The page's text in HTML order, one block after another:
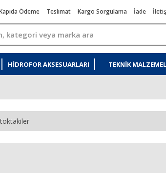
Ödeme Teslimat Kargo Sorgulama İade
HIDROFOR AKSESUARLARI TEKNIK